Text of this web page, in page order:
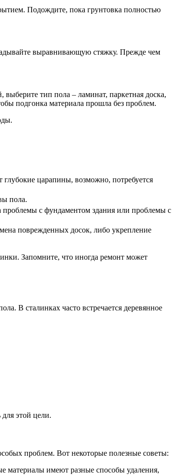
Подождите, пока грунтовка полностью
выравнивающую стяжку. Прежде чем
тип пола – ламинат, паркетная доска,
подгонка материала прошла без проблем.
царапины, возможно, потребуется
пола.
с фундаментом здания или проблемы с
поврежденных досок, либо укрепление
Запомните, что иногда ремонт может
В сталинках часто встречается деревянное
этой цели.
проблем. Вот некоторые полезные советы:
материалы имеют разные способы удаления,